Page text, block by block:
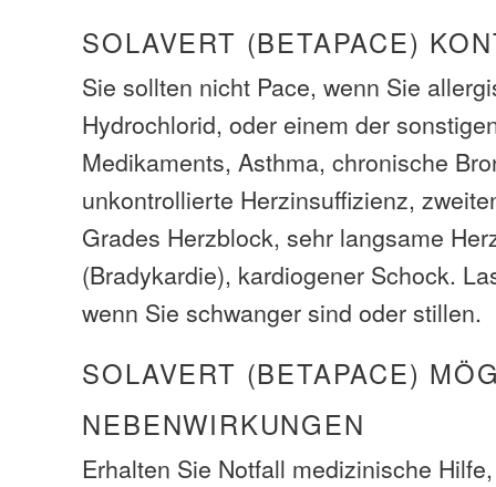
SOLAVERT (BETAPACE)
Sie sollten nicht Pace, wenn Sie
Hydrochlorid, oder einem der
Medikaments, Asthma, chronische
unkontrollierte Herzinsuffizienz,
Grades Herzblock, sehr langsame
(Bradykardie), kardiogener Schock.
wenn Sie schwanger sind oder stillen.
SOLAVERT (BETAPACE)
NEBENWIRKUNGEN
Erhalten Sie Notfall medizinische